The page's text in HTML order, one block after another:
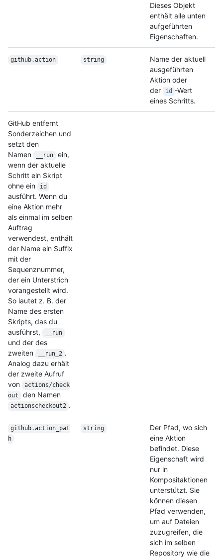
Dieses Objekt
enthält alle unten
aufgeführten
Eigenschaften.
github.action string
Name der aktuell
ausgeführten
Aktion oder
der
id -Wert
eines Schritts.
GitHub entfernt
Sonderzeichen und
setzt den
Namen
__run
ein,
wenn der aktuelle
Schritt ein Skript
ohne ein
id
ausführt. Wenn du
eine Aktion mehr
als einmal im selben
Auftrag
verwendest, enthält
der Name ein Suffix
mit der
Sequenznummer,
der ein Unterstrich
vorangestellt wird.
So lautet z. B. der
Name des ersten
Skripts, das du
ausführst,
__run
und der des
zweiten
__run_2 .
Analog dazu erhält
der zweite Aufruf
von
actions/check
out
den Namen
actionscheckout2 .
github.action_pat
h
string
Der Pfad, wo sich
eine Aktion
befindet. Diese
Eigenschaft wird
nur in
Kompositaktionen
unterstützt. Sie
können diesen
Pfad verwenden,
um auf Dateien
zuzugreifen, die
sich im selben
Repository wie die